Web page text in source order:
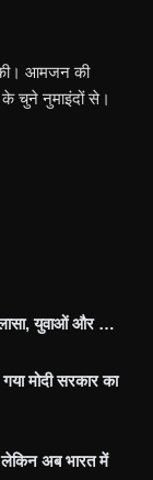
की। आमजन की
चुने नुमाइंदों से।
युवाओं और …
मोदी सरकार का
लेकिन अब भारत में